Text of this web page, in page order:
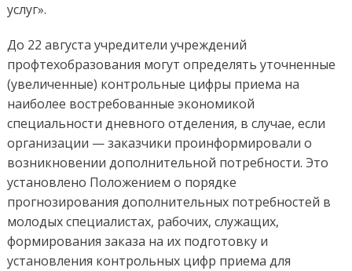
услуг».
До 22 августа учредители учреждений
профтехобразования могут определять уточненные
(увеличенные) контрольные цифры приема на
наиболее востребованные экономикой
специальности дневного отделения, в случае, если
организации — заказчики проинформировали о
возникновении дополнительной потребности. Это
установлено Положением о порядке
прогнозирования дополнительных потребностей в
молодых специалистах, рабочих, служащих,
формирования заказа на их подготовку и
установления контрольных цифр приема для